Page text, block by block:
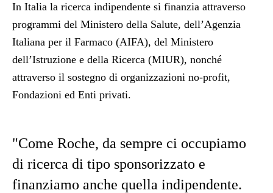
In Italia la ricerca indipendente si finanzia attraverso
programmi del Ministero della Salute, dell’Agenzia
Italiana per il Farmaco (AIFA), del Ministero
dell’Istruzione e della Ricerca (MIUR), nonché
attraverso il sostegno di organizzazioni no-profit,
Fondazioni ed Enti privati.
"Come Roche, da sempre ci occupiamo
di ricerca di tipo sponsorizzato e
finanziamo anche quella indipendente.